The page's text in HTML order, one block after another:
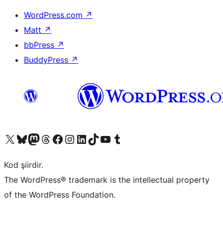
WordPress.com ↗
Matt ↗
bbPress ↗
BuddyPress ↗
X (eski Twitter) hesabımıza bakın
Bluesky hesabımızı ziyaret edinMastodon hesabımızı ziyaret edinThreads hesabımızı ziyaret edinFacebook sayfamızı ziyaret edinInstagram hesabımızı ziyaret edinLinkedIn hesabımızı ziyaret edinTikTok hesabımızı ziyaret edinYouTube kanalımızı ziyaret edinTumblr hesabımızı ziyaret edin
Kod şiirdir.
The WordPress® trademark is the intellectual property
of the WordPress Foundation.